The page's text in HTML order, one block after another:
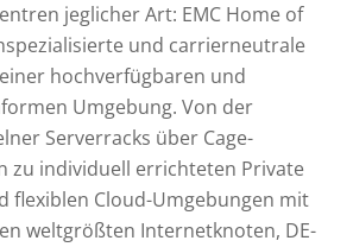
jeglicher Art: EMC Home of
und carrierneutrale
hochverfügbaren und
Umgebung. Von der
Serverracks über Cage-
zu individuell errichteten Private
flexiblen Cloud-Umgebungen mit
weltgrößten Internetknoten, DE-